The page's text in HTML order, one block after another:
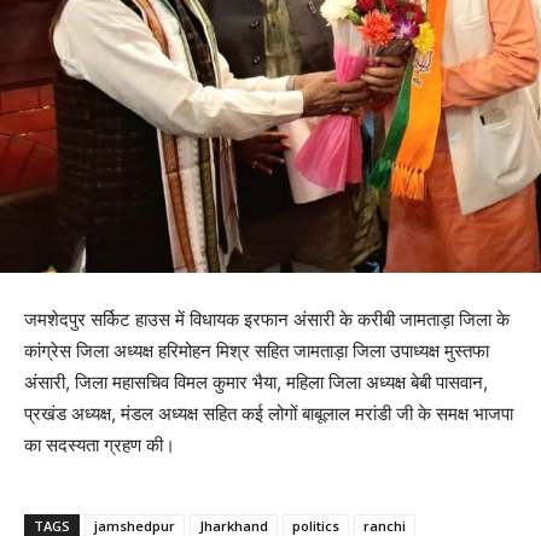
जमशेदपुर सर्किट हाउस में विधायक इरफान अंसारी के करीबी जामताड़ा जिला के
कांग्रेस जिला अध्यक्ष हरिमोहन मिश्र सहित जामताड़ा जिला उपाध्यक्ष मुस्तफा
अंसारी, जिला महासचिव विमल कुमार भैया, महिला जिला अध्यक्ष बेबी पासवान,
प्रखंड अध्यक्ष, मंडल अध्यक्ष सहित कई लोगों बाबूलाल मरांडी जी के समक्ष भाजपा
का सदस्यता ग्रहण की।
TAGS jamshedpur Jharkhand politics ranchi